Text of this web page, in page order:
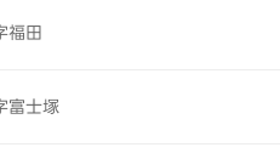
福田
富士塚